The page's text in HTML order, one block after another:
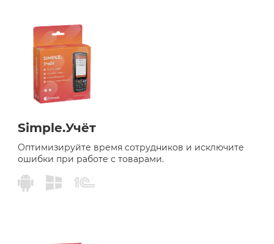
Simple.Учёт
Оптимизируйте время сотрудников и исключите
ошибки при работе с товарами.